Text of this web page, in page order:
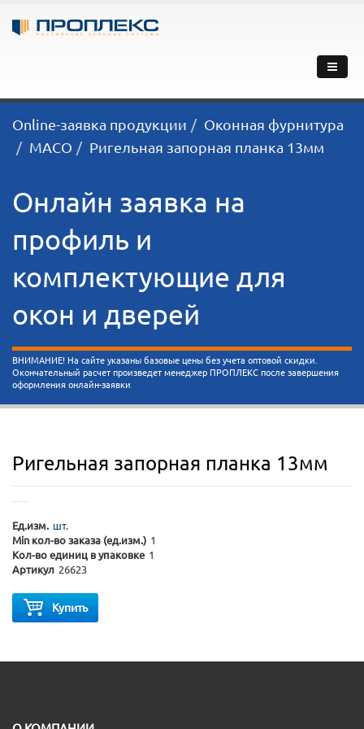
Online-заявка продукции
Оконная фурнитура
MACO
Ригельная запорная планка 13мм
Онлайн заявка на
профиль и
комплектующие для
окон и дверей
ВНИМАНИЕ! На сайте указаны базовые цены без учета оптовой скидки.
Окончательный расчет произведет менеджер ПРОПЛЕКС после завершения
оформления онлайн-заявки
Ригельная запорная планка 13мм
Ед.изм. шт.
Min кол-во заказа (ед.изм.) 1
Кол-во единиц в упаковке 1
Артикул 26623
Купить